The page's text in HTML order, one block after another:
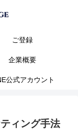
ご登録
企業概要
公式アカウント
ィング手法